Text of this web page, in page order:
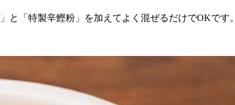
「特製辛鰹粉」を加えてよく混ぜるだけでOKです。